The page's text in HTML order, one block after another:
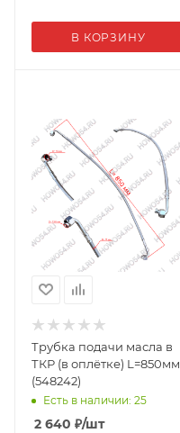
В КОРЗИНУ
Трубка подачи масла в
ТКР (в оплётке) L=850мм
(548242)
Есть в наличии: 25
2 640 ₽/шт